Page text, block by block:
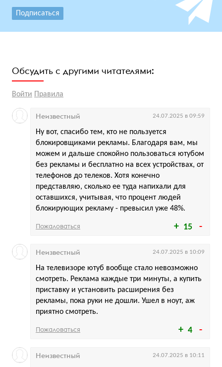
Подписаться
Обсудить с другими читателями:
Войти Правила
15
Ну вот, спасибо тем, кто не пользуется
блокировщиками рекламы. Благодаря вам, мы
можем и дальше спокойно пользоваться ютубом
без рекламы и бесплатно на всех устройствах, от
телефонов до телеков. Хотя конечно
представляю, сколько ее туда напихали для
оставшихся, учитывая, что процент людей
блокирующих рекламу - превысил уже 48%.
Неизвестный 24.07.2025 в 09:59
Пожаловаться
4
На телевизоре ютуб вообще стало невозможно
смотреть. Реклама каждые три минуты, а купить
приставку и установить расширения без
рекламы, пока руки не дошли. Ушел в ноут, аж
приятно смотреть.
Неизвестный 24.07.2025 в 10:09
Пожаловаться
Неизвестный 24.07.2025 в 10:11